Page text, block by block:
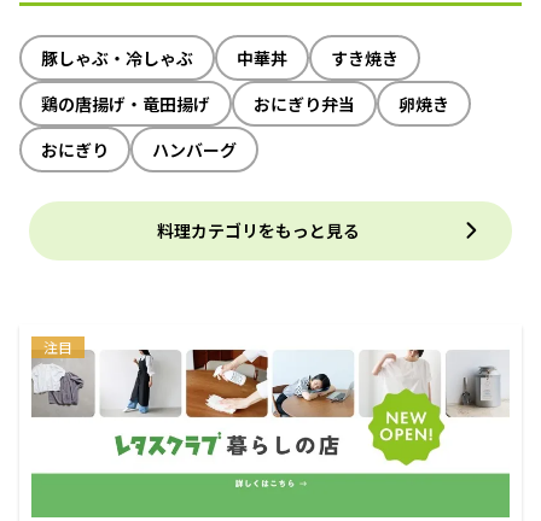
豚しゃぶ・冷しゃぶ 中華丼
すき焼き
鶏の唐揚げ・竜田揚げ
おにぎり弁当
卵焼き
おにぎり
ハンバーグ
料理カテゴリをもっと見る
注目